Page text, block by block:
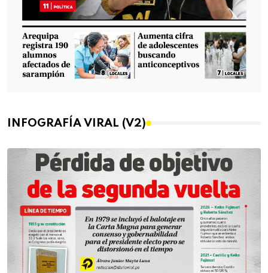
INFOGRAFÍA VIRAL (V2)